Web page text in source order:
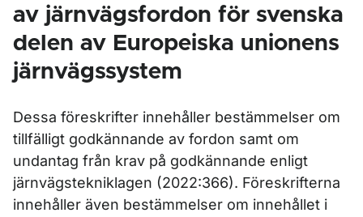
av järnvägsfordon för svenska
delen av Europeiska unionens
järnvägssystem
Dessa föreskrifter innehåller bestämmelser om
tillfälligt godkännande av fordon samt om
undantag från krav på godkännande enligt
järnvägstekniklagen (2022:366). Föreskrifterna
innehåller även bestämmelser om innehållet i